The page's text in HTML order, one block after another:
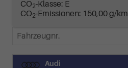
CO2-Klasse: E
CO2-Emissionen: 150,00 g/km
Fahrzeugnr.
Audi